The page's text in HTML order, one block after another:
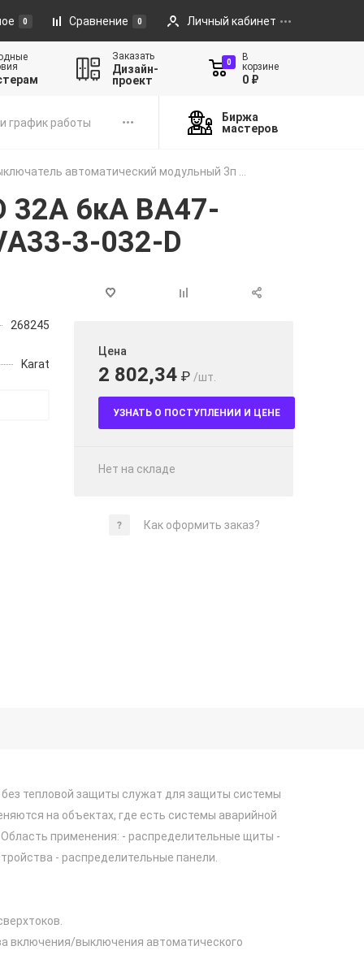
0 Сравнение 0 Личный кабинет
Заказать
Дизайн-
проект
0
В
корзине
0 ₽
график работы
Биржа
мастеров
автоматический модульный 3п ...
32А 6кА ВА47-
3-032-D
268245
Karat
Цена
2 802,34 ₽ /шт.
УЗНАТЬ О ПОСТУПЛЕНИИ И ЦЕНЕ
Нет на складе
Как оформить заказ?
тепловой защиты служат для защиты системы
на объектах, где есть системы аварийной
применения: - распределительные щиты -
- распределительные панели.
включения/выключения автоматического